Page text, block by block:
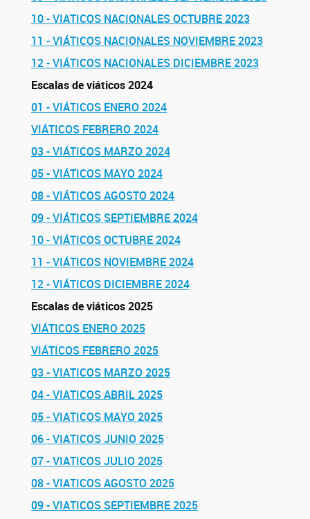
10 - VIATICOS NACIONALES OCTUBRE 2023
11 - VIÁTICOS NACIONALES NOVIEMBRE 2023
12 - VIÁTICOS NACIONALES DICIEMBRE 2023
Escalas de viáticos 2024
01 - VIÁTICOS ENERO 2024
VIÁTICOS FEBRERO 2024
03 - VIÁTICOS MARZO 2024
05 - VIÁTICOS MAYO 2024
08 - VIÁTICOS AGOSTO 2024
09 - VIÁTICOS SEPTIEMBRE 2024
10 - VIÁTICOS OCTUBRE 2024
11 - VIÁTICOS NOVIEMBRE 2024
12 - VIÁTICOS DICIEMBRE 2024
Escalas de viáticos 2025
VIÁTICOS ENERO 2025
VIÁTICOS FEBRERO 2025
03 - VIATICOS MARZO 2025
04 - VIATICOS ABRIL 2025
05 -VIATICOS MAYO 2025
06 - VIATICOS JUNIO 2025
07 - VIATICOS JULIO 2025
08 - VIATICOS AGOSTO 2025
09 - VIATICOS SEPTIEMBRE 2025